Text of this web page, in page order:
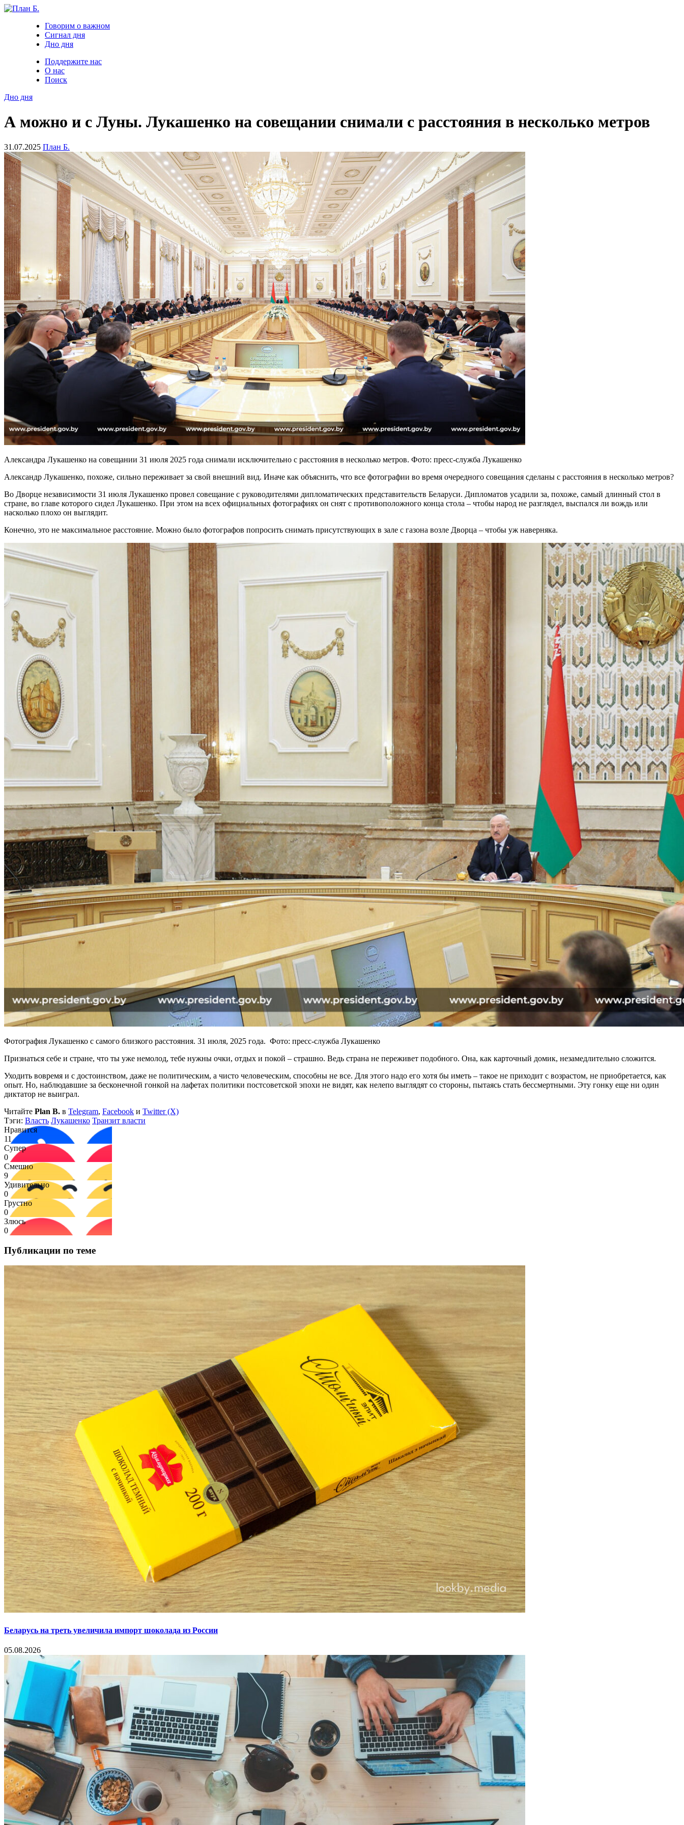
Говорим о важном
Сигнал дня
Дно дня
Поддержите нас
О нас
Поиск
Дно дня
А можно и с Луны. Лукашенко на совещании снимали с расстояния в несколько метров
31.07.2025 План Б.
Александра Лукашенко на совещании 31 июля 2025 года снимали исключительно с расстояния в несколько метров. Фото: пресс-служба Лукашенко
Александр Лукашенко, похоже, сильно переживает за свой внешний вид. Иначе как объяснить, что все фотографии во время очередного совещания сделаны с расстояния в несколько метров?
Во Дворце независимости 31 июля Лукашенко провел совещание с руководителями дипломатических представительств Беларуси. Дипломатов усадили за, похоже, самый длинный стол в
стране, во главе которого сидел Лукашенко. При этом на всех официальных фотографиях он снят с противоположного конца стола – чтобы народ не разглядел, выспался ли вождь или
насколько плохо он выглядит.
Конечно, это не максимальное расстояние. Можно было фотографов попросить снимать присутствующих в зале с газона возле Дворца – чтобы уж наверняка.
Фотография Лукашенко с самого близкого расстояния. 31 июля, 2025 года. Фото: пресс-служба Лукашенко
Признаться себе и стране, что ты уже немолод, тебе нужны очки, отдых и покой – страшно. Ведь страна не переживет подобного. Она, как карточный домик, незамедлительно сложится.
Уходить вовремя и с достоинством, даже не политическим, а чисто человеческим, способны не все. Для этого надо его хотя бы иметь – такое не приходит с возрастом, не приобретается, как
опыт. Но, наблюдавшие за бесконечной гонкой на лафетах политики постсоветской эпохи не видят, как нелепо выглядят со стороны, пытаясь стать бессмертными. Эту гонку еще ни один
диктатор не выиграл.
Читайте Plan B. в Telegram, Facebook и Twitter (X)
Тэги: Власть Лукашенко Транзит власти
Нравится
11
Супер
0
Смешно
9
Удивительно
0
Грустно
0
Злюсь
0
Публикации по теме
Беларусь на треть увеличила импорт шоколада из России
05.08.2026